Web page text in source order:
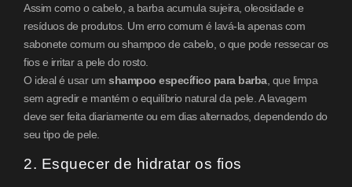
Assim como o cabelo, a barba acumula sujeira, oleosidade e
resíduos de produtos. Um erro comum é lavá-la apenas com
sabonete comum ou shampoo de cabelo, o que pode ressecar os
fios e irritar a pele do rosto.
O ideal é usar um shampoo específico para barba, que limpa
sem agredir e mantém o equilíbrio natural da pele. A lavagem
deve ser feita diariamente ou em dias alternados, dependendo do
seu tipo de pele.
2. Esquecer de hidratar os fios